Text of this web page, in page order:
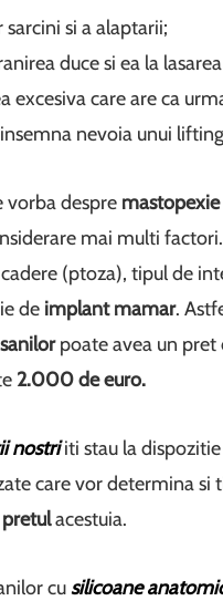
si a alaptarii;
duce si ea la
excesiva care are ca
nevoia unui
vorba despre mastopexie
mai multi
(ptoza), tipul de
de implant mamar.
poate avea un pret
2.000 de euro.
nostriiti stau la dispozitie
care vor determina si
pretulacestuia.
cusilicoane